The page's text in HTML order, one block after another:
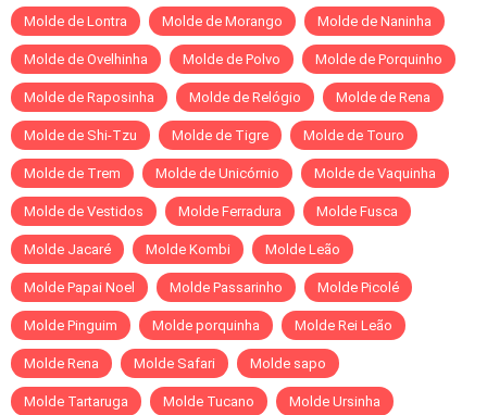
Molde de Lontra Molde de Morango Molde de Naninha
Molde de Ovelhinha Molde de Polvo Molde de Porquinho
Molde de Raposinha Molde de Relógio Molde de Rena
Molde de Shi-Tzu Molde de Tigre Molde de Touro
Molde de Trem Molde de Unicórnio Molde de Vaquinha
Molde de Vestidos Molde Ferradura Molde Fusca
Molde Jacaré Molde Kombi Molde Leão
Molde Papai Noel Molde Passarinho Molde Picolé
Molde Pinguim Molde porquinha Molde Rei Leão
Molde Rena Molde Safari Molde sapo
Molde Tartaruga Molde Tucano Molde Ursinha